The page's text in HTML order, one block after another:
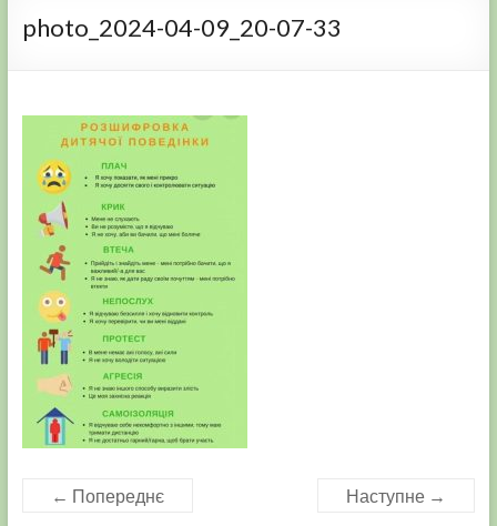
photo_2024-04-09_20-07-33
← Попереднє Наступне →